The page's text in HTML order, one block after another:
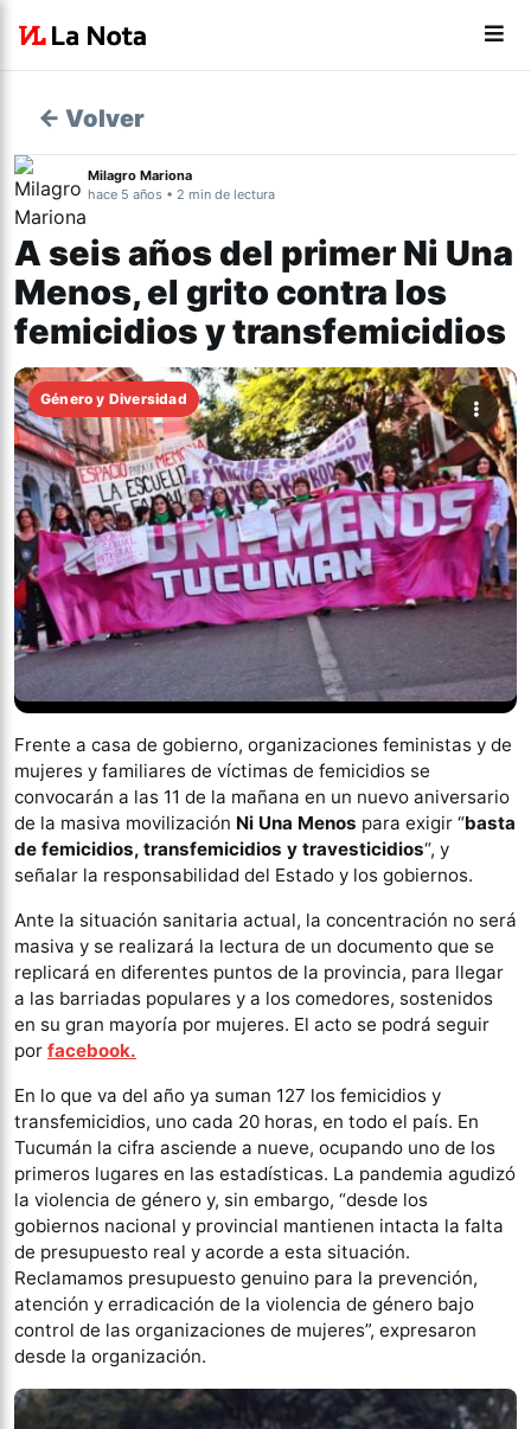
← Volver
Milagro Mariona
hace 5 años • 2 min de lectura
A seis años del primer Ni Una
Menos, el grito contra los
femicidios y transfemicidios
Género y Diversidad
Frente a casa de gobierno, organizaciones feministas y de
mujeres y familiares de víctimas de femicidios se
convocarán a las 11 de la mañana en un nuevo aniversario
de la masiva movilización Ni Una Menos para exigir “basta
de femicidios, transfemicidios y travesticidios“, y
señalar la responsabilidad del Estado y los gobiernos.
Ante la situación sanitaria actual, la concentración no será
masiva y se realizará la lectura de un documento que se
replicará en diferentes puntos de la provincia, para llegar
a las barriadas populares y a los comedores, sostenidos
en su gran mayoría por mujeres. El acto se podrá seguir
por facebook.
En lo que va del año ya suman 127 los femicidios y
transfemicidios, uno cada 20 horas, en todo el país. En
Tucumán la cifra asciende a nueve, ocupando uno de los
primeros lugares en las estadísticas. La pandemia agudizó
la violencia de género y, sin embargo, “desde los
gobiernos nacional y provincial mantienen intacta la falta
de presupuesto real y acorde a esta situación.
Reclamamos presupuesto genuino para la prevención,
atención y erradicación de la violencia de género bajo
control de las organizaciones de mujeres”, expresaron
desde la organización.